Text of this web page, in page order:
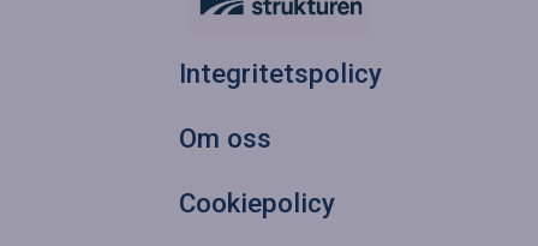
Integritetspolicy
Om oss
Cookiepolicy